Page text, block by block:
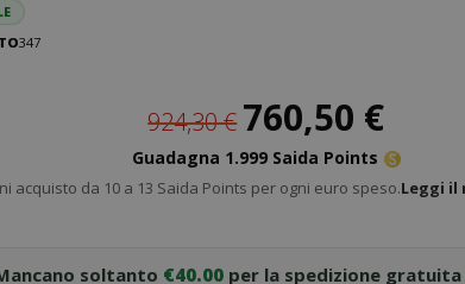
347
924,30 €
Prezzo
speciale
760,50 €
Guadagna 1.999 Saida Points
acquisto da 10 a 13 Saida Points per ogni euro speso.Leggi il
soltanto €40.00 per la spedizione